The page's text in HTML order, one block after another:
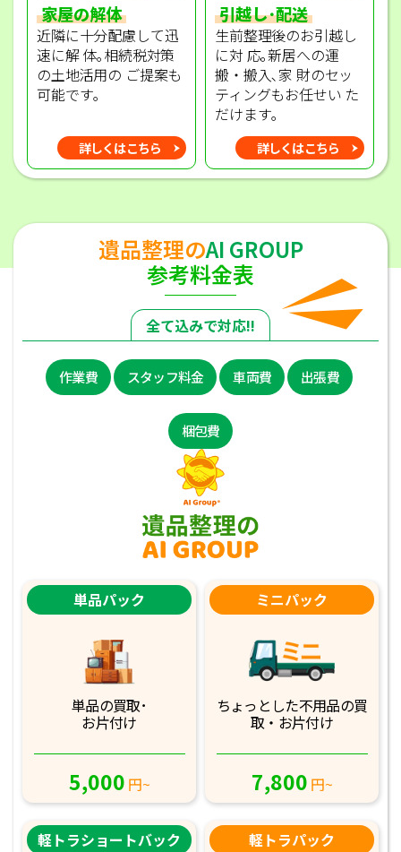
家屋の解体
近隣に十分配慮して迅
速に解 体｡相続税対策
の土地活用の ご提案も
可能です｡
詳しくはこちら
引越し･配送
生前整理後のお引越し
に対 応｡新居への運
搬・搬入､家 財のセッ
ティングもお任せい た
だけます｡
詳しくはこちら
遺品整理のAI GROUP
参考料金表
全て込みで対応!!
作業費 スタッフ料金 車両費 出張費
梱包費
単品パック
単品の買取･
お片付け
5,000 円~
ミニパック
ちょっとした不用品の買
取・お片付け
7,800 円~
軽トラショートバック 軽トラパック